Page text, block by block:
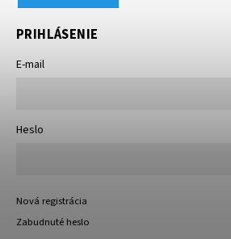
PRIHLÁSENIE
E-mail
Heslo
Nová registrácia
Zabudnuté heslo